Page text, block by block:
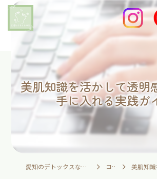
美肌知識を活かして透明
手に入れる実践ガ
愛知のデトックスなら足湯とイネイトの家 コラム 美肌知識を活か